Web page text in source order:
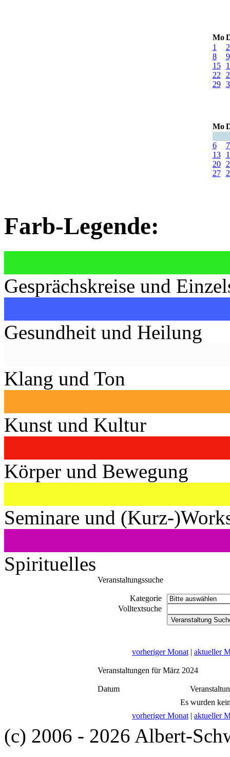
Mo
1
2
8
9
15
22
29
Mo
6
7
13
20
27
Farb-Legende:
Gesprächskreise und
Gesundheit und Heilung
Klang und Ton
Kunst und Kultur
Körper und Bewegung
Seminare und (Kurz-
Spirituelles
Veranstaltungssuche
Kategorie
Volltextsuche
vorheriger Monat | aktueller
Veranstaltungen für März 2024
Datum
Es wurden
vorheriger Monat | aktueller
(c) 2006 - 2026 Albert-